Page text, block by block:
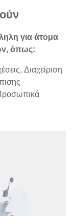
για άτομα
όπως:
Διαχείριση